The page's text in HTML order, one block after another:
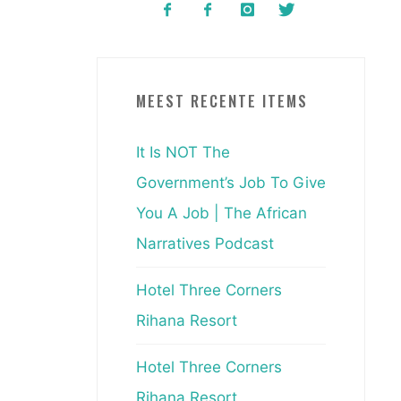
MEEST RECENTE ITEMS
It Is NOT The
Government’s Job To Give
You A Job | The African
Narratives Podcast
Hotel Three Corners
Rihana Resort
Hotel Three Corners
Rihana Resort